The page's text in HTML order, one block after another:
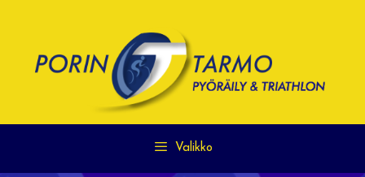
Valikko